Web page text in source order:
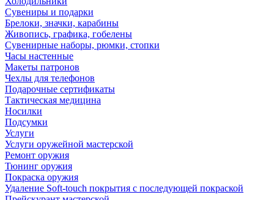
Сувениры и подарки
Брелоки, значки, карабины
Живопись, графика, гобелены
Сувенирные наборы, рюмки, стопки
Часы настенные
Макеты патронов
Чехлы для телефонов
Подарочные сертификаты
Тактическая медицина
Носилки
Подсумки
Услуги
Услуги оружейной мастерской
Ремонт оружия
Тюнинг оружия
Покраска оружия
Удаление Soft-touch покрытия с последующей покраской